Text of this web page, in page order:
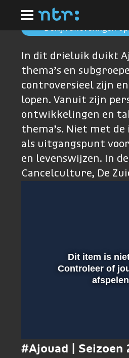
hoofdinhoud
Bekijk afleveringen
In dit drieluik duikt
thema’s en
controversieel zijn
lopen. Vanuit zijn
ontwikkelingen en
thema’s. Niet met
als uitgangspunt
en levenswijzen. In
Cancelculture, De
Dit item is
Controleer of
#Ajouad |